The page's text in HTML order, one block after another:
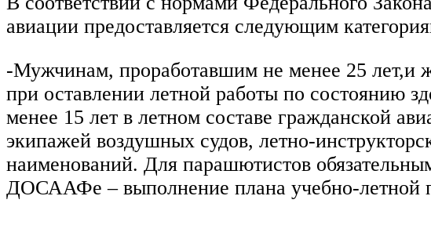
авиации предоставляется следующим
-Мужчинам, проработавшим не менее 25 лет,и
при оставлении летной работы по состоянию
менее 15 лет в летном составе гражданской
экипажей воздушных судов, летно-
наименований. Для парашютистов
ДОСААФе – выполнение плана учебно-летной